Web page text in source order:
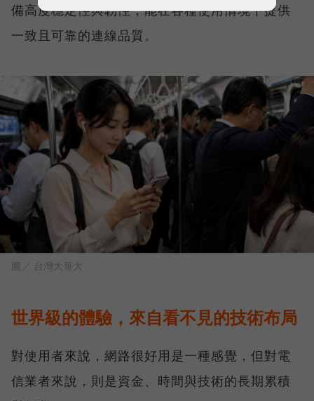
備高度穩定性與韌性，能在各種使用情境下提供
一致且可靠的連線品質。
圖／ 台灣大哥大
世界級的體驗，來自看不見的技術布局
對使用者來說，網路很好用是一種感覺，但對電
信業者來說，則是資金、時間與技術的長期累積